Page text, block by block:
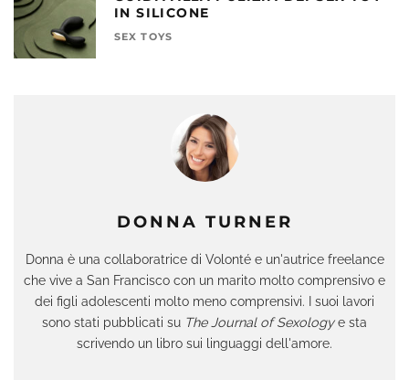
DONNA TURNER
Donna è una collaboratrice di Volonté e un'autrice freelance
che vive a San Francisco con un marito molto comprensivo e
dei figli adolescenti molto meno comprensivi. I suoi lavori
sono stati pubblicati su The Journal of Sexologye sta
scrivendo un libro sui linguaggi dell'amore.
IN SILICONE
SEX TOYS